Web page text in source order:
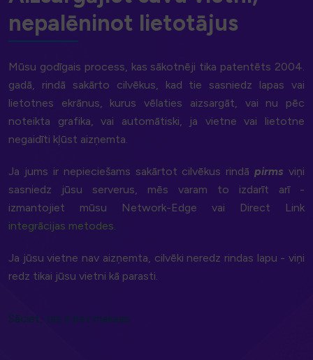
nepalēninot lietotājus
Mūsu godīgais process, kas sākotnēji tika patentēts 2004.
gadā, rindā sakārto cilvēkus, kad tie sasniedz lapas vai
lietotnes ekrānus, kurus vēlaties aizsargāt, vai nu pēc
noteikta grafika, vai automātiski, ja vietne vai lietotne
negaidīti kļūst aizņemta.
Ja jums ir nepieciešams sakārtot cilvēkus rindāpirms viņi
sasniedz jūsu serverus, mēs varam to izdarīt arī -
izmantojiet mūsu Network-Edge vai Direct Link
integrācijas metodes.
Ja jūsu vietne nav aizņemta, cilvēki neredz rindas lapu - viņi
redz tikai jūsu vietni kā parasti.
Sāciet, tas ir bez maksas